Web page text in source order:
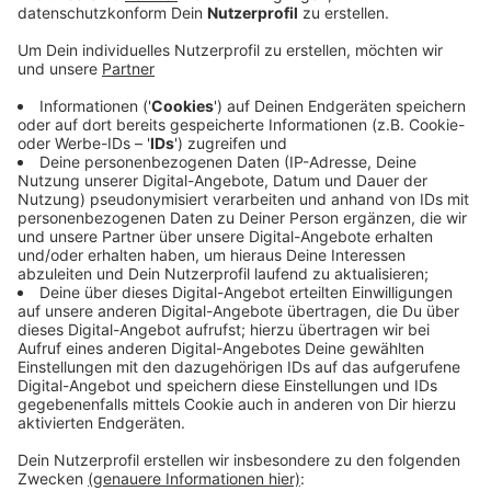
Veröffentlicht:Freitag, 26.03.2021 07:04
Anzeige
Nachhaltig und fair
Anzeige
Sie soll das Netz der Betriebe, die nachhaltig und fair
arbeiten vorantreiben, denn hier bei uns gibt es sehr
viel weniger Biobetriebe als im deutschlandweiten
Schnitt.Wie Ihr die Aktie bekommt und warum es
keinen Börsenhandel damit geben wird, erfahrt Ihr
hier.
Anzeige